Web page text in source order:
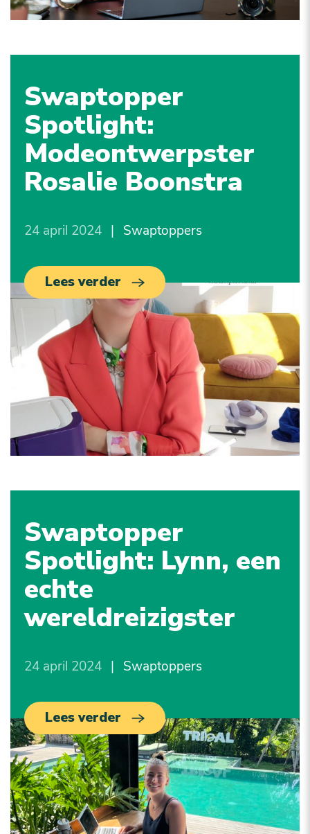
Swaptopper
Spotlight:
Modeontwerpster
Rosalie Boonstra
24 april 2024 | Swaptoppers
Lees verder
Swaptopper
Spotlight: Lynn, een
echte
wereldreizigster
24 april 2024 | Swaptoppers
Lees verder